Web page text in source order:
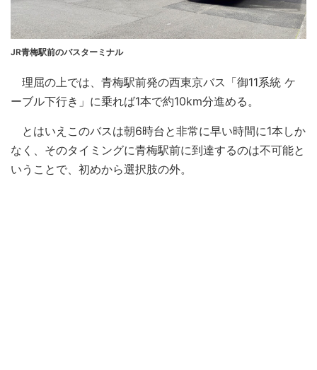
JR青梅駅前のバスターミナル
理屈の上では、青梅駅前発の西東京バス「御11系統 ケ
ーブル下行き」に乗れば1本で約10km分進める。
とはいえこのバスは朝6時台と非常に早い時間に1本しか
なく、そのタイミングに青梅駅前に到達するのは不可能と
いうことで、初めから選択肢の外。